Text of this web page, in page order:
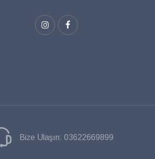
Bize Ulaşın: 03622669899